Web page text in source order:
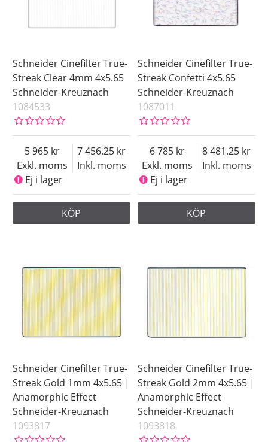
Schneider Cinefilter True-
Streak Clear 4mm 4x5.65
Schneider-Kreuznach
1084533
Exkl. moms
5 965
Inkl. moms
7 456.25
Ej i lager
KÖP
Schneider Cinefilter True-
Streak Confetti 4x5.65
Schneider-Kreuznach
1087011
Exkl. moms
6 785
Inkl. moms
8 481.25
Ej i lager
KÖP
Schneider Cinefilter True-
Streak Gold 1mm 4x5.65 |
Anamorphic Effect
Schneider-Kreuznach
1093817
Schneider Cinefilter True-
Streak Gold 2mm 4x5.65 |
Anamorphic Effect
Schneider-Kreuznach
1093818